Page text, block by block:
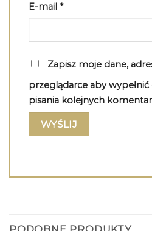
E-mail *
Zapisz moje dane,
przeglądarce aby
pisania kolejnych